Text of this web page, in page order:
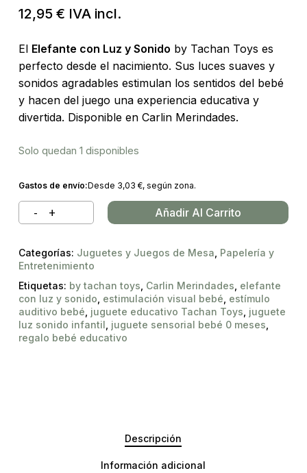
12,95 € IVA incl.
El Elefante con Luz y Sonido by Tachan Toys es
perfecto desde el nacimiento. Sus luces suaves y
sonidos agradables estimulan los sentidos del bebé
y hacen del juego una experiencia educativa y
divertida. Disponible en Carlin Merindades.
Solo quedan 1 disponibles
Gastos de envío:Desde 3,03 €, según zona.
Añadir Al Carrito
Categorías: Juguetes y Juegos de Mesa Papelería y
Entretenimiento
Etiquetas: by tachan toys Carlin Merindades elefante
con luz y sonido estimulación visual bebé estímulo
auditivo bebé juguete educativo Tachan Toys juguete
luz sonido infantil juguete sensorial bebé 0 meses
regalo bebé educativo
Descripción
Información adicional